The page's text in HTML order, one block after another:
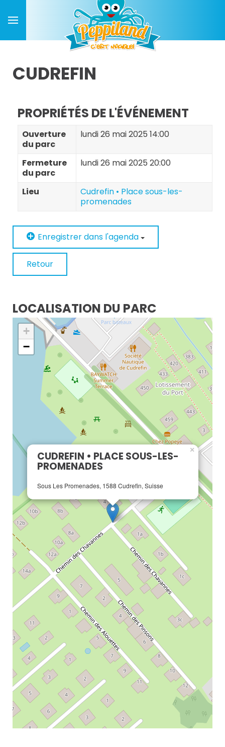
CUDREFIN
PROPRIÉTÉS DE L'ÉVÉNEMENT
Ouverture
du parc
lundi 26 mai 2025 14:00
Fermeture
du parc
lundi 26 mai 2025 20:00
Lieu
Cudrefin • Place sous-les-
promenades
Enregistrer dans l'agenda
Retour
LOCALISATION DU PARC
CUDREFIN • PLACE SOUS-LES-
PROMENADES
Sous Les Promenades, 1588 Cudrefin, Suisse
×
+
−